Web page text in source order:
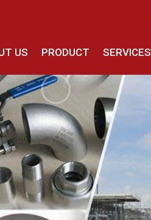
US PRODUCT SERVICES